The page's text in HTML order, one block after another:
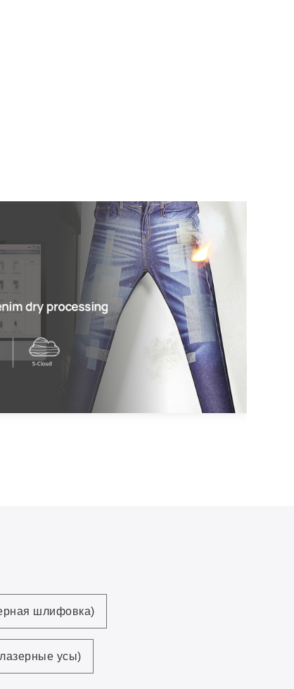
шлифовка)
усы)